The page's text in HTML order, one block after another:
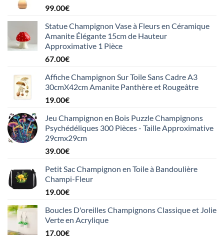
99.00€
Statue Champignon Vase à Fleurs en Céramique
Amanite Élégante 15cm de Hauteur
Approximative 1 Pièce
67.00€
Affiche Champignon Sur Toile Sans Cadre A3
30cmX42cm Amanite Panthère et Rougeâtre
19.00€
Jeu Champignon en Bois Puzzle Champignons
Psychédéliques 300 Pièces - Taille Approximative
29cmx29cm
39.00€
Petit Sac Champignon en Toile à Bandoulière
Champi-Fleur
19.00€
Boucles D'oreilles Champignons Classique et Jolie
Verte en Acrylique
17.00€